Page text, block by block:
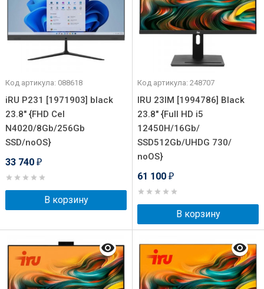
Код артикула: 088618
iRU P231 [1971903] black
23.8" {FHD Cel
N4020/8Gb/256Gb
SSD/noOS}
33 740 ₽
В корзину
Код артикула: 248707
IRU 23IM [1994786] Black
23.8" {Full HD i5
12450H/16Gb/
SSD512Gb/UHDG 730/
noOS}
61 100 ₽
В корзину